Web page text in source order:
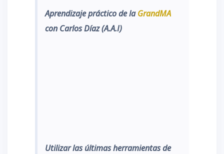
Aprendizaje práctico de laGrandMA
con Carlos Díaz (A.A.I)
Utilizar lasúltimas herramientas de